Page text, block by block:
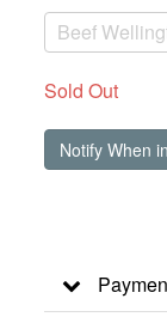
Beef
Sold Out
Notify When